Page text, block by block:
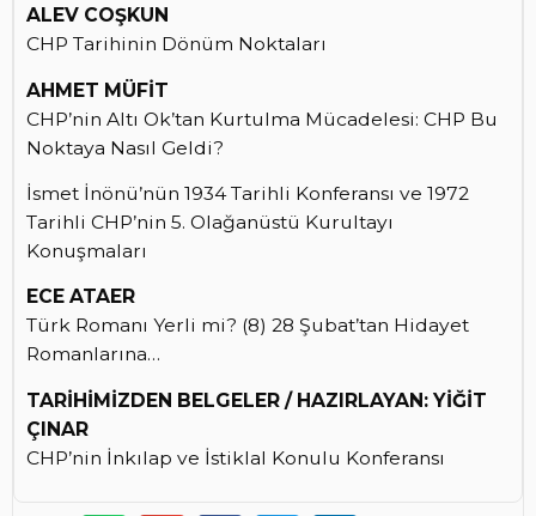
ALEV COŞKUN
CHP Tarihinin Dönüm Noktaları
AHMET MÜFİT
CHP’nin Altı Ok’tan Kurtulma Mücadelesi: CHP Bu
Noktaya Nasıl Geldi?
İsmet İnönü’nün 1934 Tarihli Konferansı ve 1972
Tarihli CHP’nin 5. Olağanüstü Kurultayı
Konuşmaları
ECE ATAER
Türk Romanı Yerli mi? (8) 28 Şubat’tan Hidayet
Romanlarına…
TARİHİMİZDEN BELGELER / HAZIRLAYAN: YİĞİT
ÇINAR
CHP’nin İnkılap ve İstiklal Konulu Konferansı